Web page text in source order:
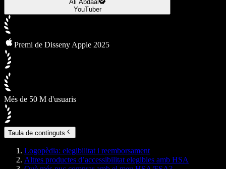
Ali Abdaal
YouTuber
Premi de Disseny Apple 2025
Més de 50 M d'usuaris
Taula de continguts
Logopèdia: elegibilitat i reemborsament
Altres productes d’accessibilitat elegibles amb HSA